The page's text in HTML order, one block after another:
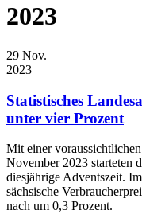
2023
29 Nov.
2023
Statistisches
unter vier Prozent
Mit einer
November 2023 starteten
diesjährige Adventszeit.
sächsische
nach um 0,3 Prozent.